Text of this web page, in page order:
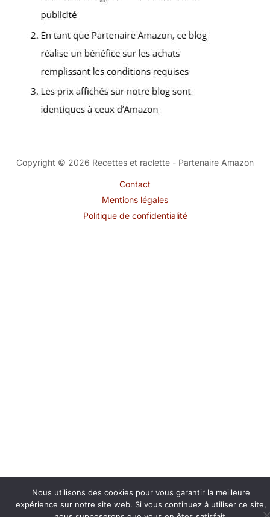
Copyright © 2026 Recettes et raclette - Partenaire Amazon
Contact
Mentions légales
Politique de confidentialité
Nous utilisons des cookies pour vous garantir la meilleure
expérience sur notre site web. Si vous continuez à utiliser ce site,